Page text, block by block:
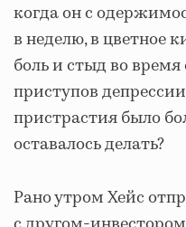
когда он с
в неделю, в цветное
боль и стыд во
приступов
пристрастия было
оставалось делать?
Рано утром Хейс